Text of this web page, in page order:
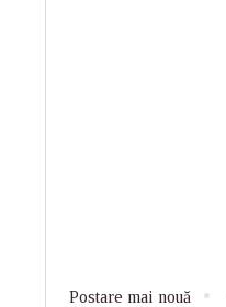
Postare mai nouă